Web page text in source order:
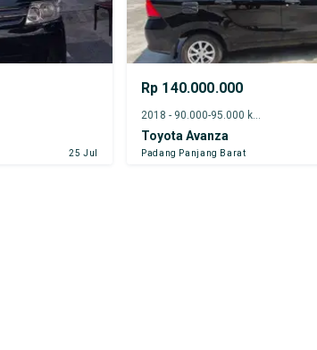
25 Jul
Rp 140.000.000
2018 - 90.000-95.000 km
Toyota Avanza
Padang Panjang Barat